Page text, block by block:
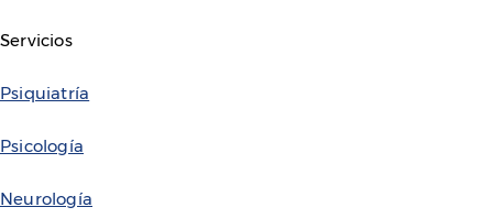
Servicios
Psiquiatría
Psicología
Neurología